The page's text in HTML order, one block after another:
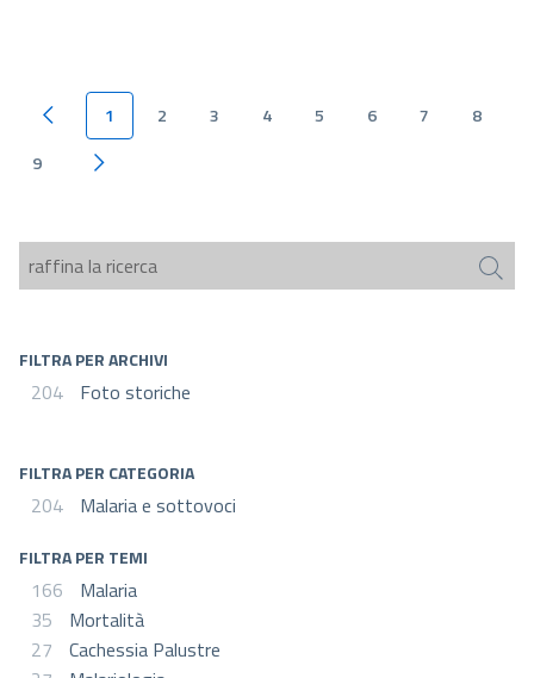
Pagina precedente
1 2 3 4 5 6 7
8
9
Pagina successiva
FILTRA PER ARCHIVI
204 Foto storiche
FILTRA PER CATEGORIA
204 Malaria e sottovoci
FILTRA PER TEMI
166
Malaria
35
Mortalità
27
Cachessia Palustre